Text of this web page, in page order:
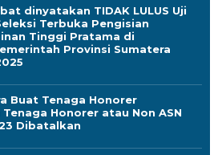
dinyatakan TIDAK LULUS Uji
Terbuka Pengisian
Tinggi Pratama di
Provinsi Sumatera
Buat Tenaga Honorer
Honorer atau Non ASN
Dibatalkan